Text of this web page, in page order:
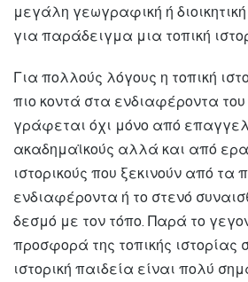
μεγάλη γεωγραφική ή
για παράδειγμα μια τοπική
Για πολλούς λόγους η τοπική
πιο κοντά στα ενδιαφέροντα του
γράφεται όχι μόνο από
ακαδημαϊκούς αλλά και από
ιστορικούς που ξεκινούν από τα
ενδιαφέροντα ή το στενό
δεσμό με τον τόπο. Παρά το
προσφορά της τοπικής ιστορίας
ιστορική παιδεία είναι πολύ